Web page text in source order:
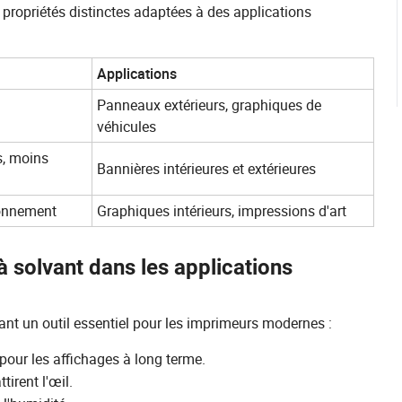
distinctes adaptées à des applications
Applications
Panneaux extérieurs, graphiques de
véhicules
moins
Bannières intérieures et extérieures
Graphiques intérieurs, impressions d'art
solvant dans les applications
un outil essentiel pour les imprimeurs modernes :
les affichages à long terme.
l'œil.